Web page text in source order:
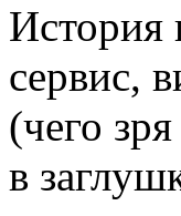
История
сервис,
(чего
в